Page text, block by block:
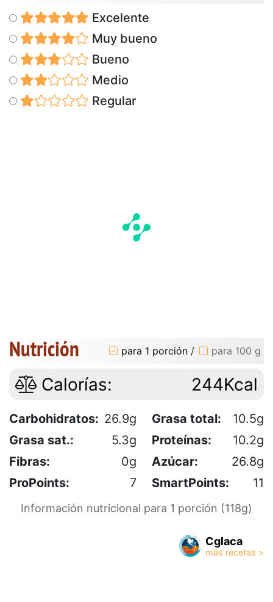
Excelente
Muy bueno
Bueno
Medio
Regular
Nutrición para 1 porción / para 100 g
Calorías: 244Kcal
Carbohidratos: 26.9g Grasa total:
10.5g
Grasa sat.:
5.3g Proteínas:
10.2g
Fibras:
0g Azúcar:
26.8g
ProPoints:
7 SmartPoints: 11
Información nutricional para 1 porción (118g)
Cglaca